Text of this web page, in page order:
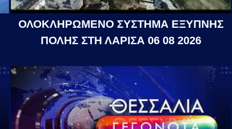
ΟΛΟΚΛΗΡΩΜΕΝΟ ΣΥΣΤΗΜΑ ΕΞΥΠΝΗΣ
ΠΟΛΗΣ ΣΤΗ ΛΑΡΙΣΑ 06 08 2026